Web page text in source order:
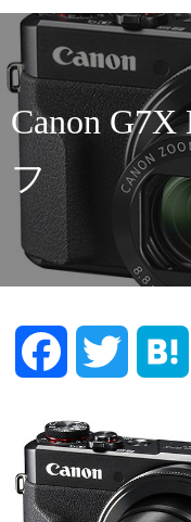
Canon
フ
c
e
i
t